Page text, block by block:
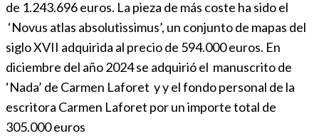
de 1.243.696 euros. La pieza de más coste ha sido el
‘Novus atlas absolutissimus’, un conjunto de mapas del
siglo XVII adquirida al precio de 594.000 euros. En
diciembre del año 2024 se adquirió el manuscrito de
‘Nada’ de Carmen Laforet y y el fondo personal de la
escritora Carmen Laforet por un importe total de
305.000 euros